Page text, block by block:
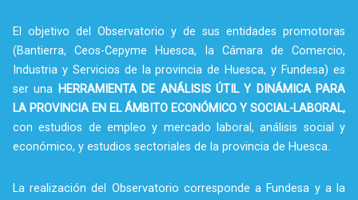
El objetivo del Observatorio y de sus entidades promotoras
(Bantierra, Ceos-Cepyme Huesca, la Cámara de Comercio,
Industria y Servicios de la provincia de Huesca, y Fundesa) es
ser una HERRAMIENTA DE ANÁLISIS ÚTIL Y DINÁMICA PARA
LA PROVINCIA EN EL ÁMBITO ECONÓMICO Y SOCIAL-LABORAL,
con estudios de empleo y mercado laboral, análisis social y
económico, y estudios sectoriales de la provincia de Huesca.
La realización del Observatorio corresponde a Fundesa y a la